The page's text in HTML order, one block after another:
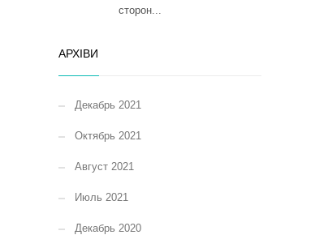
сторон...
АРХІВИ
Декабрь 2021
Октябрь 2021
Август 2021
Июль 2021
Декабрь 2020